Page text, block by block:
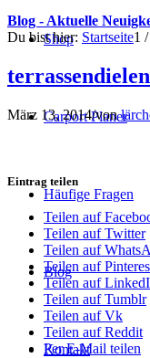
Shop
Carport Planer
Häufige Fragen
Blog
Kontakt
Blog - Aktuelle
Du bist hier: Startseite1 /
März 13, 2014/von
Eintrag teilen
Teilen auf
Teilen auf Twitter
Teilen auf
Teilen auf
Teilen auf
Teilen auf Tumblr
Teilen auf Vk
Teilen auf Reddit
Per E-Mail teilen